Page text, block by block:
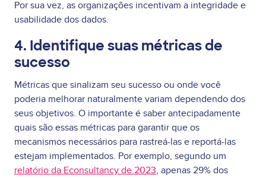
Por sua vez, as organizações incentivam a integridade e
usabilidade dos dados.
4. Identifique suas métricas de
sucesso
Métricas que sinalizam seu sucesso ou onde você
poderia melhorar naturalmente variam dependendo dos
seus objetivos. O importante é saber antecipadamente
quais são essas métricas para garantir que os
mecanismos necessários para rastreá-las e reportá-las
estejam implementados. Por exemplo, segundo um
relatório da Econsultancy de 2023, apenas 29% dos